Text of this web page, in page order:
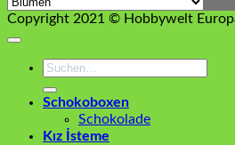
Copyright 2021 © Hobbywelt
Suchen
Schokoboxen
Schokolade
Kız İsteme